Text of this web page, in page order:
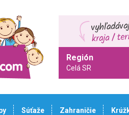
Región
Celá SR
Súťaže Zahraničie